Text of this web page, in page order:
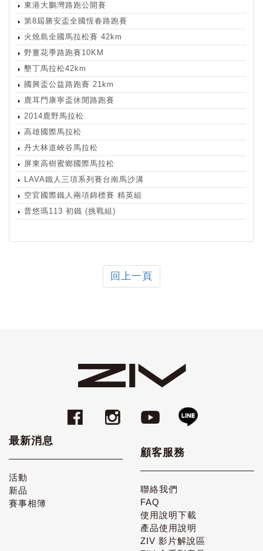
東港大鵬灣路跑公開賽
第8屆勝安盃全國恆春路跑賽
火燒島全國馬拉松賽 42km
野薑花季路跑賽10KM
墾丁馬拉松42km
國興盃公益路跑賽 21km
鹿耳門康寧盃休閒路跑賽
2014鹿野馬拉松
高雄國際馬拉松
丹大林道峽谷馬拉松
屏東高樹蜜鄉國際馬拉松
LAVA鐵人三項系列賽台南馬沙溝
空官國際鐵人兩項錦標賽 精英組
普悠瑪113 初鐵 (挑戰組)
回上一頁
最新消息
活動
新品
賽事相簿
顧客服務
聯絡我們
FAQ
使用說明下載
產品使用說明
ZIV 影片解說區